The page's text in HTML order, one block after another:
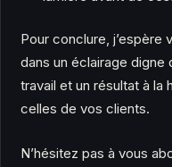
Pour conclure, j’espère
dans un éclairage digne
travail et un résultat à la
celles de vos clients.
N’hésitez pas à vous